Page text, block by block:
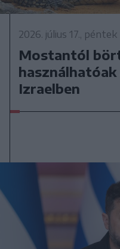
2026. július 17., péntek
Mostantól
Izraelben